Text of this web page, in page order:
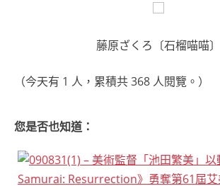
藤原ざくろ〔石榴喵喵〕
（今天有 1 人，累積共 368 人閱覽。）
您是否也知道：